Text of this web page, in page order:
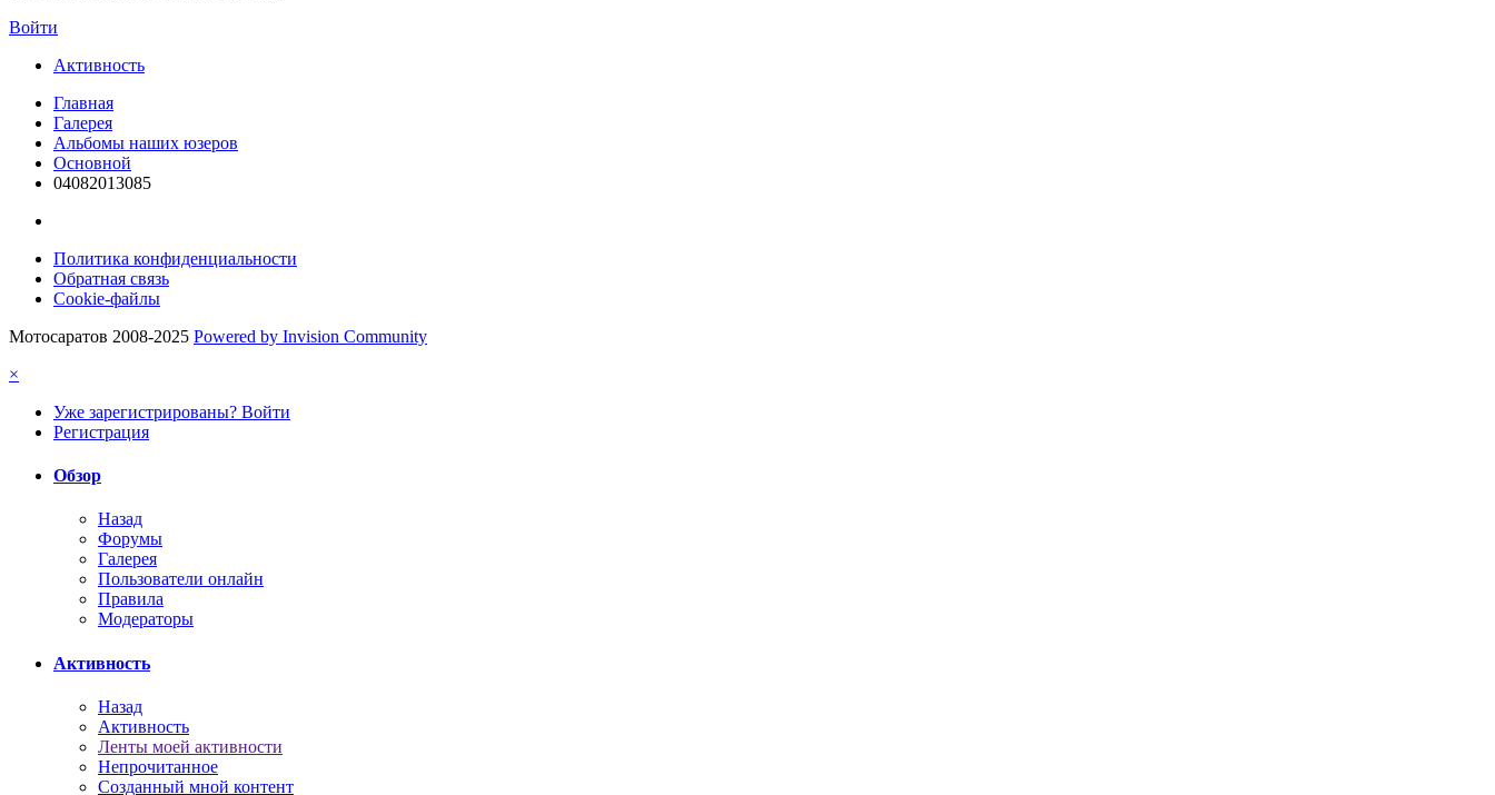
Войти
Активность
Главная
Галерея
Альбомы наших юзеров
Основной
04082013085
Политика конфиденциальности
Обратная связь
Cookie-файлы
Мотосаратов 2008-2025 Powered by Invision Community
×
Уже зарегистрированы? Войти
Регистрация
Обзор
Назад
Форумы
Галерея
Пользователи онлайн
Правила
Модераторы
Активность
Назад
Активность
Ленты моей активности
Непрочитанное
Созданный мной контент